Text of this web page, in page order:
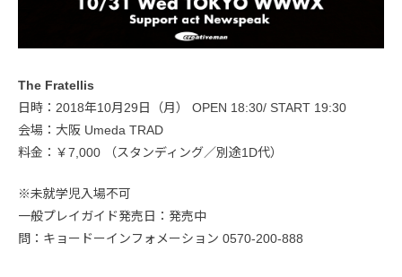
The Fratellis
日時：2018年10月29日（月） OPEN 18:30/ START 19:30
会場：大阪 Umeda TRAD
料金：￥7,000 （スタンディング／別途1D代）
※未就学児入場不可
一般プレイガイド発売日：発売中
問：キョードーインフォメーション 0570-200-888